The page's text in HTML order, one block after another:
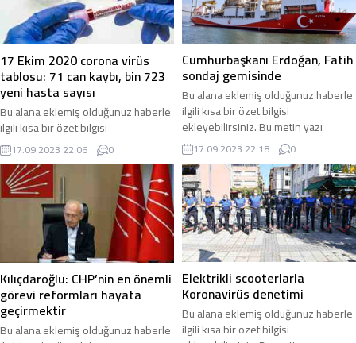
17 Ekim 2020 corona virüs
tablosu: 71 can kaybı, bin 723
yeni hasta sayısı
Bu alana eklemiş olduğunuz haberle
ilgili kısa bir özet bilgisi
ekleyebilirsiniz. Bu metin yazı
düzenleme sayfasında “Özet”
bölümünden eklenebilir. Özet
eklenmişse başlık altında kalın
olarak bu şekilde gösterilir,
eklenmemişse bu alan boş kalır.
17.09.2023 22:06 0
Cumhurbaşkanı Erdoğan, Fatih
sondaj gemisinde
Bu alana eklemiş olduğunuz haberle
ilgili kısa bir özet bilgisi
ekleyebilirsiniz. Bu metin yazı
düzenleme sayfasında “Özet”
bölümünden eklenebilir. Özet
eklenmişse başlık altında kalın
olarak bu şekilde gösterilir,
eklenmemişse bu alan boş kalır.
17.09.2023 22:18 0
Kılıçdaroğlu: CHP’nin en önemli
görevi reformları hayata
geçirmektir
Bu alana eklemiş olduğunuz haberle
Elektrikli scooterlarla
Koronavirüs denetimi
Bu alana eklemiş olduğunuz haberle
ilgili kısa bir özet bilgisi